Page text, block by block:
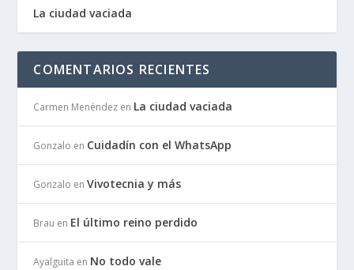
La ciudad vaciada
COMENTARIOS RECIENTES
Carmen Menéndez en La ciudad vaciada
Gonzalo en Cuidadín con el WhatsApp
Gonzalo enVivotecnia y más
Brau en El último reino perdido
Ayalguita en No todo vale